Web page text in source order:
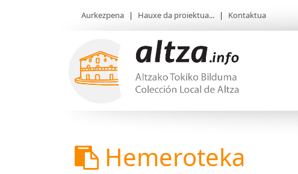
Aurkezpena | Hauxe da proiektua... | Kontaktua
Hemeroteka